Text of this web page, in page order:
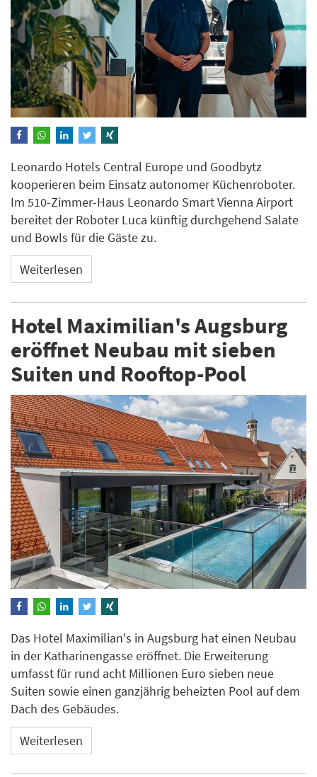
Leonardo Hotels Central Europe und Goodbytz
kooperieren beim Einsatz autonomer Küchenroboter.
Im 510-Zimmer-Haus Leonardo Smart Vienna Airport
bereitet der Roboter Luca künftig durchgehend Salate
und Bowls für die Gäste zu.
Weiterlesen
Hotel Maximilian's Augsburg
eröffnet Neubau mit sieben
Suiten und Rooftop-Pool
Das Hotel Maximilian's in Augsburg hat einen Neubau
in der Katharinengasse eröffnet. Die Erweiterung
umfasst für rund acht Millionen Euro sieben neue
Suiten sowie einen ganzjährig beheizten Pool auf dem
Dach des Gebäudes.
Weiterlesen